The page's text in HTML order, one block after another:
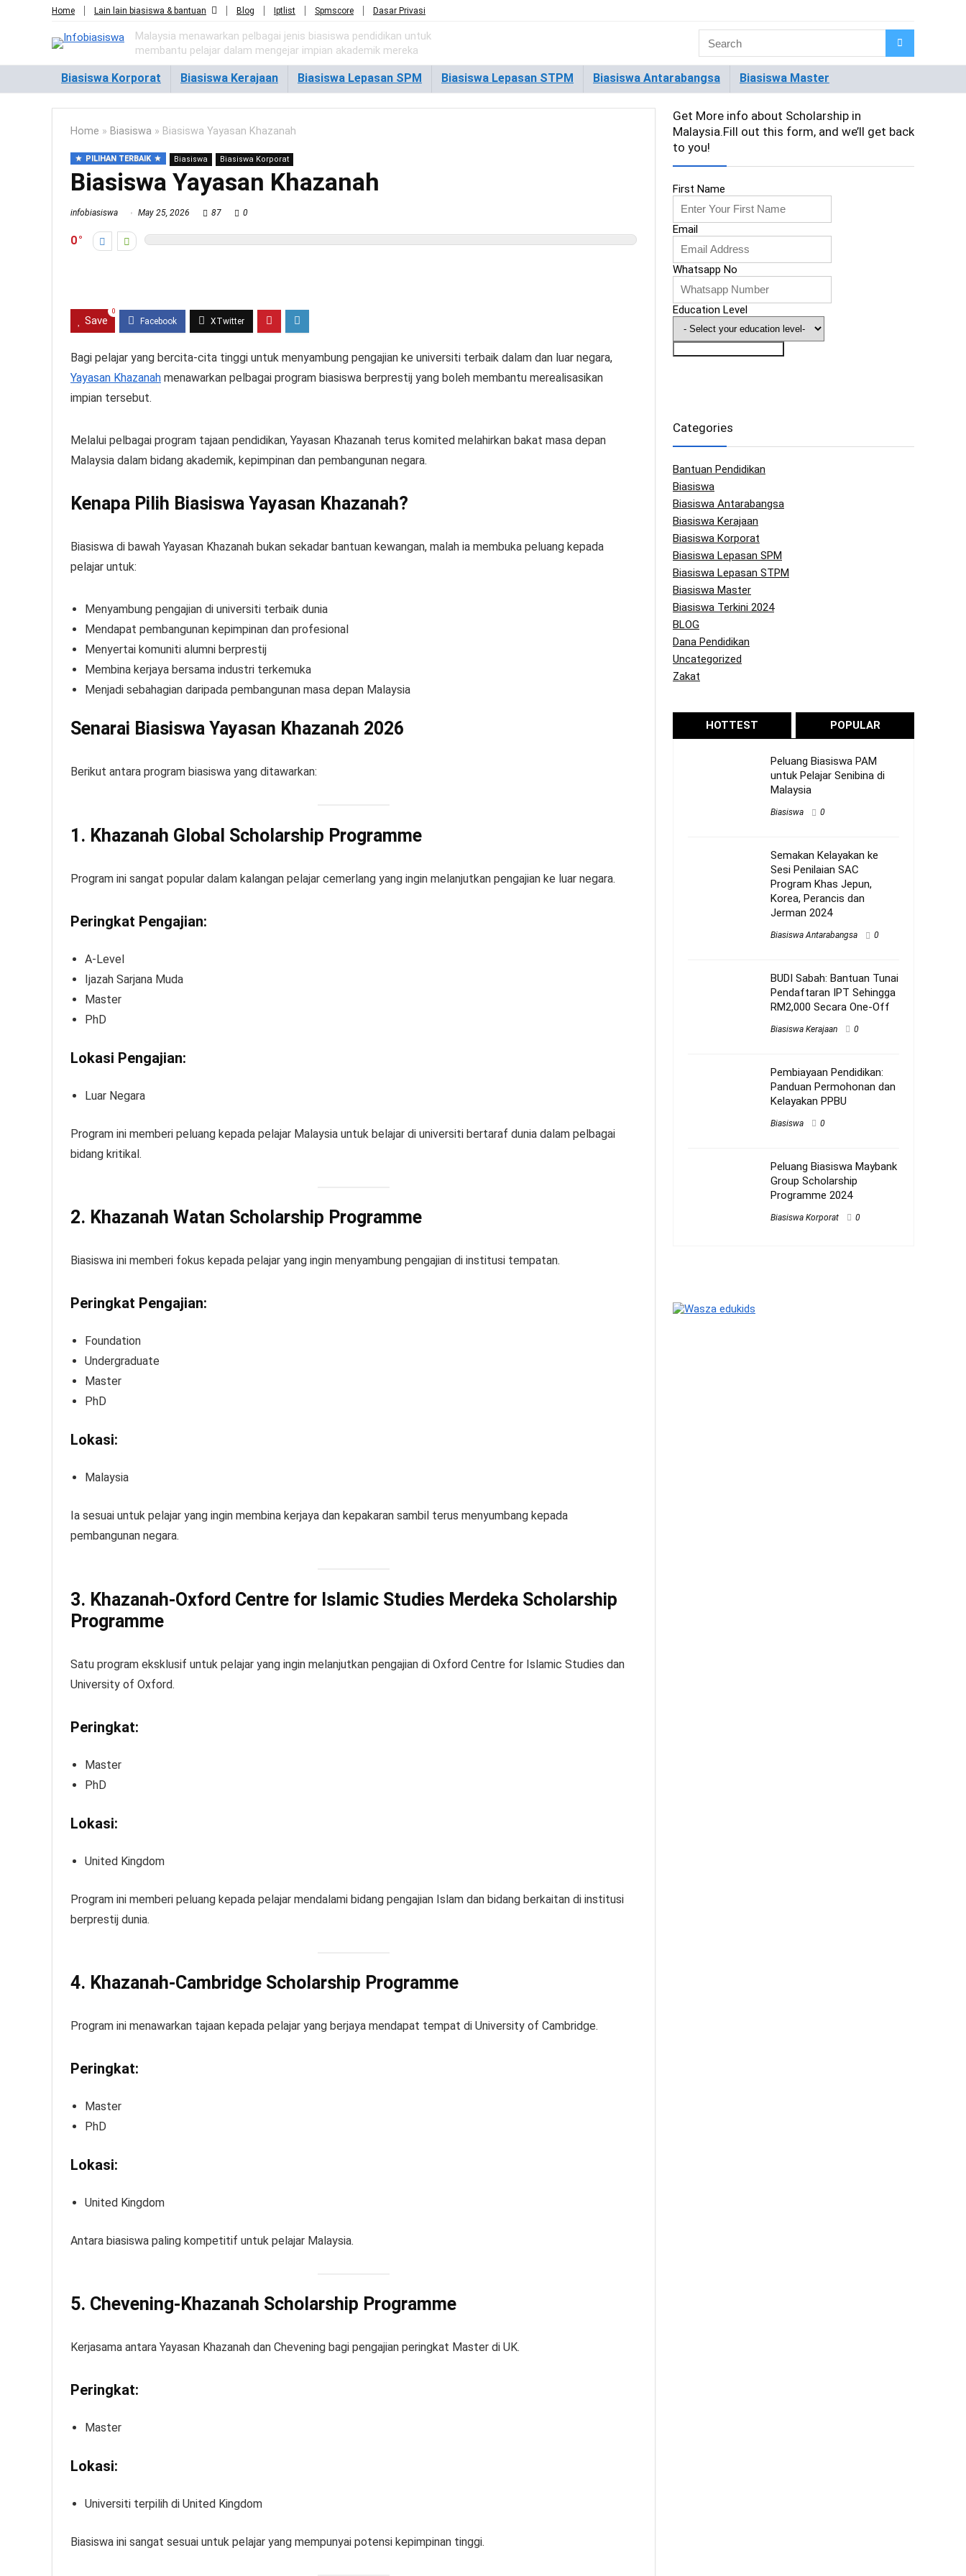
Home Lain lain biasiswa & bantuan Blog Iptlist Spmscore Dasar Privasi
Malaysia menawarkan pelbagai jenis biasiswa pendidikan untuk
membantu pelajar dalam mengejar impian akademik mereka
Biasiswa Korporat Biasiswa Kerajaan Biasiswa Lepasan SPM Biasiswa Lepasan STPM Biasiswa Antarabangsa Biasiswa Master
Home » Biasiswa » Biasiswa Yayasan Khazanah
PILIHAN TERBAIK Biasiswa Biasiswa Korporat
Biasiswa Yayasan Khazanah
infobiasiswa May 25, 2026 87 0
0
Save
0
Bagi pelajar yang bercita-cita tinggi untuk menyambung pengajian ke universiti terbaik dalam dan luar negara,
Yayasan Khazanah menawarkan pelbagai program biasiswa berprestij yang boleh membantu merealisasikan
impian tersebut.
Melalui pelbagai program tajaan pendidikan, Yayasan Khazanah terus komited melahirkan bakat masa depan
Malaysia dalam bidang akademik, kepimpinan dan pembangunan negara.
Kenapa Pilih Biasiswa Yayasan Khazanah?
Biasiswa di bawah Yayasan Khazanah bukan sekadar bantuan kewangan, malah ia membuka peluang kepada
pelajar untuk:
Menyambung pengajian di universiti terbaik dunia
Mendapat pembangunan kepimpinan dan profesional
Menyertai komuniti alumni berprestij
Membina kerjaya bersama industri terkemuka
Menjadi sebahagian daripada pembangunan masa depan Malaysia
Senarai Biasiswa Yayasan Khazanah 2026
Berikut antara program biasiswa yang ditawarkan:
1. Khazanah Global Scholarship Programme
Program ini sangat popular dalam kalangan pelajar cemerlang yang ingin melanjutkan pengajian ke luar negara.
Peringkat Pengajian:
A-Level
Ijazah Sarjana Muda
Master
PhD
Lokasi Pengajian:
Luar Negara
Program ini memberi peluang kepada pelajar Malaysia untuk belajar di universiti bertaraf dunia dalam pelbagai
bidang kritikal.
2. Khazanah Watan Scholarship Programme
Biasiswa ini memberi fokus kepada pelajar yang ingin menyambung pengajian di institusi tempatan.
Peringkat Pengajian:
Foundation
Undergraduate
Master
PhD
Lokasi:
Malaysia
Ia sesuai untuk pelajar yang ingin membina kerjaya dan kepakaran sambil terus menyumbang kepada
pembangunan negara.
3. Khazanah-Oxford Centre for Islamic Studies Merdeka Scholarship
Programme
Satu program eksklusif untuk pelajar yang ingin melanjutkan pengajian di Oxford Centre for Islamic Studies dan
University of Oxford.
Peringkat:
Master
PhD
Lokasi:
United Kingdom
Program ini memberi peluang kepada pelajar mendalami bidang pengajian Islam dan bidang berkaitan di institusi
berprestij dunia.
4. Khazanah-Cambridge Scholarship Programme
Program ini menawarkan tajaan kepada pelajar yang berjaya mendapat tempat di University of Cambridge.
Peringkat:
Master
PhD
Lokasi:
United Kingdom
Antara biasiswa paling kompetitif untuk pelajar Malaysia.
5. Chevening-Khazanah Scholarship Programme
Kerjasama antara Yayasan Khazanah dan Chevening bagi pengajian peringkat Master di UK.
Peringkat:
Master
Lokasi:
Universiti terpilih di United Kingdom
Biasiswa ini sangat sesuai untuk pelajar yang mempunyai potensi kepimpinan tinggi.
Get More info about Scholarship in
Malaysia.Fill out this form, and we’ll get back
to you!
First Name
Email
Whatsapp No
Education Level
Categories
Bantuan Pendidikan
Biasiswa
Biasiswa Antarabangsa
Biasiswa Kerajaan
Biasiswa Korporat
Biasiswa Lepasan SPM
Biasiswa Lepasan STPM
Biasiswa Master
Biasiswa Terkini 2024
BLOG
Dana Pendidikan
Uncategorized
Zakat
HOTTEST POPULAR
Peluang Biasiswa PAM
untuk Pelajar Senibina di
Malaysia
Biasiswa 0
Semakan Kelayakan ke
Sesi Penilaian SAC
Program Khas Jepun,
Korea, Perancis dan
Jerman 2024
Biasiswa Antarabangsa 0
BUDI Sabah: Bantuan Tunai
Pendaftaran IPT Sehingga
RM2,000 Secara One-Off
Biasiswa Kerajaan 0
Pembiayaan Pendidikan:
Panduan Permohonan dan
Kelayakan PPBU
Biasiswa 0
Peluang Biasiswa Maybank
Group Scholarship
Programme 2024
Biasiswa Korporat 0